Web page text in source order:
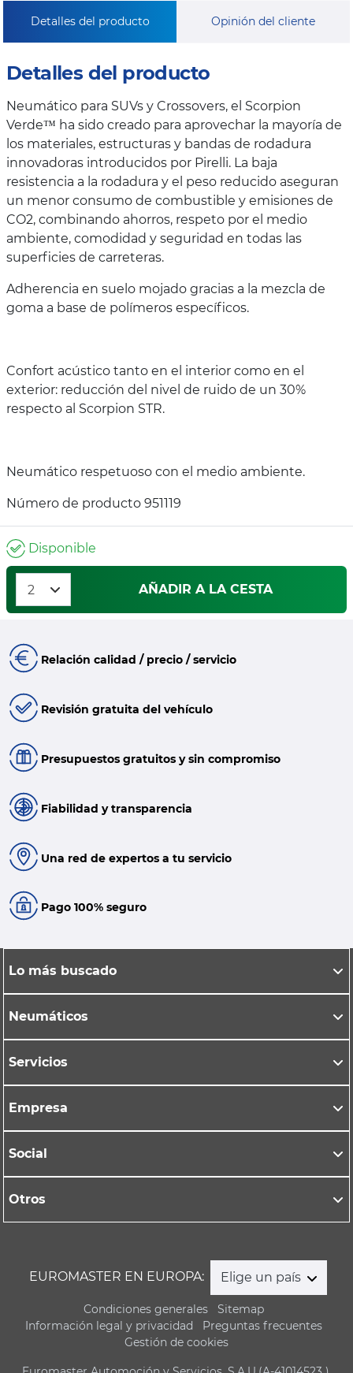
Detalles del producto Opinión del cliente
Detalles del producto
Neumático para SUVs y Crossovers, el Scorpion
Verde™ ha sido creado para aprovechar la mayoría de
los materiales, estructuras y bandas de rodadura
innovadoras introducidos por Pirelli. La baja
resistencia a la rodadura y el peso reducido aseguran
un menor consumo de combustible y emisiones de
CO2, combinando ahorros, respeto por el medio
ambiente, comodidad y seguridad en todas las
superficies de carreteras.
Adherencia en suelo mojado gracias a la mezcla de
goma a base de polímeros específicos.
Confort acústico tanto en el interior como en el
exterior: reducción del nivel de ruido de un 30%
respecto al Scorpion STR.
Neumático respetuoso con el medio ambiente.
Número de producto 951119
Disponible
AÑADIR A LA CESTA
Relación calidad / precio / servicio
Revisión gratuita del vehículo
Presupuestos gratuitos y sin compromiso
Fiabilidad y transparencia
Una red de expertos a tu servicio
Pago 100% seguro
Lo más buscado
Neumáticos
Servicios
Empresa
Social
Otros
EUROMASTER EN EUROPA: Elige un país
Condiciones generales
Sitemap
Información legal y privacidad
Preguntas frecuentes
Gestión de cookies